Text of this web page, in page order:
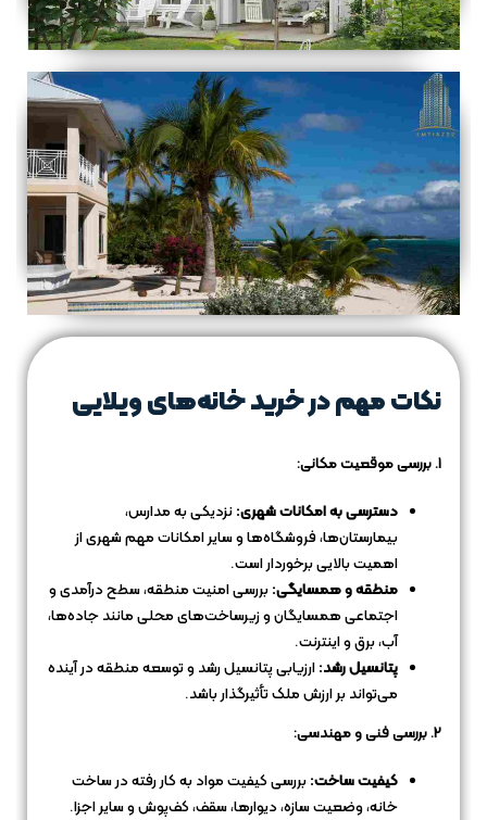
نکات مهم در خرید خانه‌های ویلایی
1. بررسی موقعیت مکانی:
دسترسی به امکانات شهری:نزدیکی به مدارس،
بیمارستان‌ها، فروشگاه‌ها و سایر امکانات مهم شهری از
اهمیت بالایی برخوردار است.
منطقه و همسایگی:بررسی امنیت منطقه، سطح درآمدی و
اجتماعی همسایگان و زیرساخت‌های محلی مانند جاده‌ها،
آب، برق و اینترنت.
پتانسیل رشد:ارزیابی پتانسیل رشد و توسعه منطقه در آینده
می‌تواند بر ارزش ملک تأثیرگذار باشد.
2. بررسی فنی و مهندسی:
کیفیت ساخت:بررسی کیفیت مواد به کار رفته در ساخت
خانه، وضعیت سازه، دیوارها، سقف، کف‌پوش و سایر اجزا.